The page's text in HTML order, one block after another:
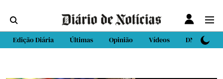
Edição Diária Últimas Opinião Vídeos DN Sport